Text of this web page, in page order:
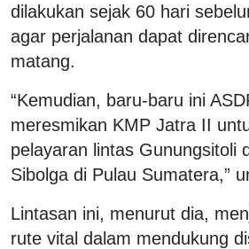
dilakukan sejak 60 hari
agar perjalanan dapat
matang.
“Kemudian, baru-baru ini
meresmikan KMP Jatra II
pelayaran lintas Gunungsitoli
Sibolga di Pulau Sumatera,”
Lintasan ini, menurut dia,
rute vital dalam mendukung